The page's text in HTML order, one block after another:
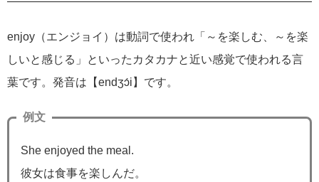
enjoy（エンジョイ）は動詞で使われ「～を楽しむ、～を楽
しいと感じる」といったカタカナと近い感覚で使われる言
葉です。発音は【endʒɔ́i】です。
例文
She enjoyed the meal.
彼女は食事を楽しんだ。